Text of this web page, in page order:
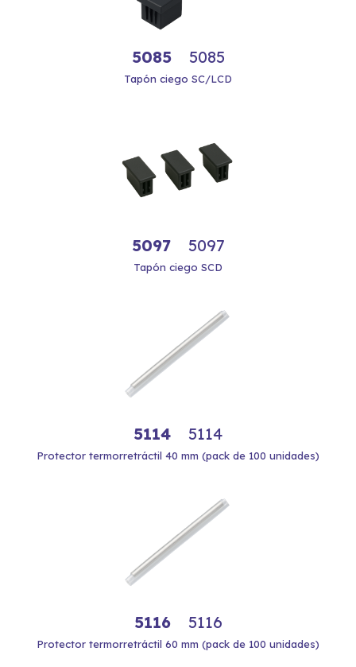
5085 5085
Tapón ciego SC/LCD
5097 5097
Tapón ciego SCD
5114 5114
Protector termorretráctil 40 mm (pack de 100 unidades)
5116 5116
Protector termorretráctil 60 mm (pack de 100 unidades)